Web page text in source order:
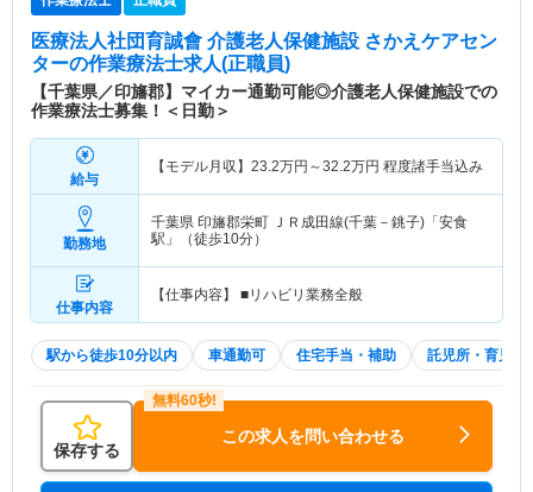
医療法人社団育誠會 介護老人保健施設 さかえケアセン
ターの作業療法士求人(正職員)
【千葉県／印旛郡】マイカー通勤可能◎介護老人保健施設での
作業療法士募集！＜日勤＞
給与
【モデル月収】 23.2万円～32.2万円 程度諸手当込み
勤務地
千葉県 印旛郡栄町 ＪＲ成田線(千葉－銚子)「安食
駅」（徒歩10分）
仕事内容
【仕事内容】 ■リハビリ業務全般
駅から徒歩10分以内 車通勤可 住宅手当・補助 託児所・育児補
保存する
この求人を問い合わせる